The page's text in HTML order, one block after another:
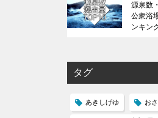
源泉数
公衆浴
ンキン
タグ
あきしげゆ お